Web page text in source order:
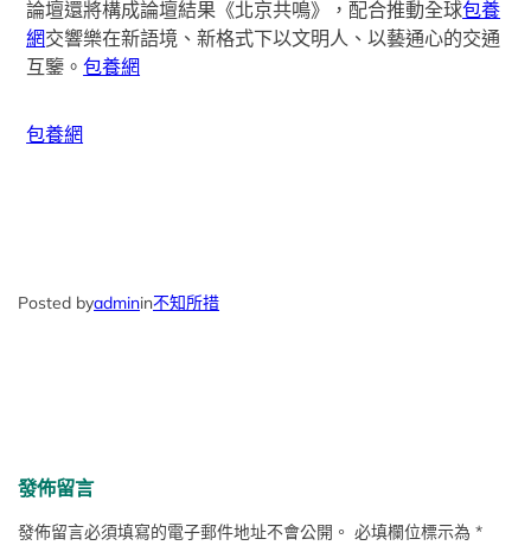
論壇還將構成論壇結果《北京共鳴》，配合推動全球包養
網交響樂在新語境、新格式下以文明人、以藝通心的交通
互鑒。包養網
包養網
Posted byadminin不知所措
發佈留言
發佈留言必須填寫的電子郵件地址不會公開。 必填欄位標示為*